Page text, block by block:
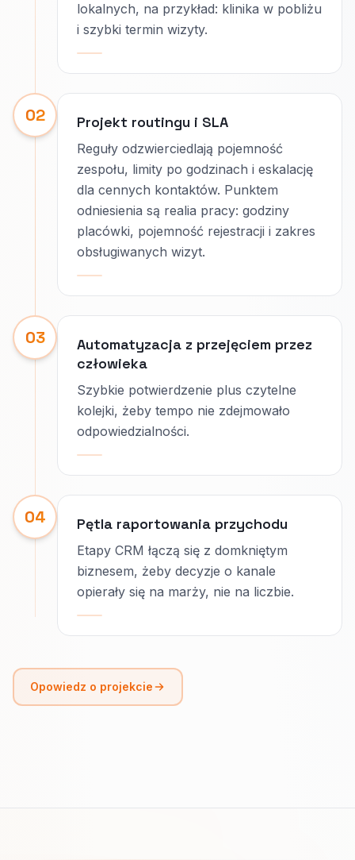
lokalnych, na przykład: klinika w pobliżu
i szybki termin wizyty.
02 Projekt routingu i SLA
Reguły odzwierciedlają pojemność
zespołu, limity po godzinach i eskalację
dla cennych kontaktów. Punktem
odniesienia są realia pracy: godziny
placówki, pojemność rejestracji i zakres
obsługiwanych wizyt.
03
Automatyzacja z przejęciem przez
człowieka
Szybkie potwierdzenie plus czytelne
kolejki, żeby tempo nie zdejmowało
odpowiedzialności.
04 Pętla raportowania przychodu
Etapy CRM łączą się z domkniętym
biznesem, żeby decyzje o kanale
opierały się na marży, nie na liczbie.
Opowiedz o projekcie